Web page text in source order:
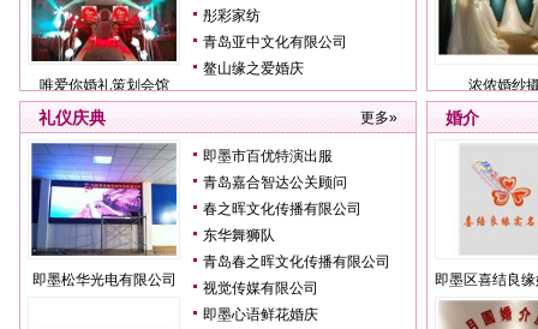
唯爱你婚礼策划会馆
彤彩家纺
青岛亚中文化有限公司
鳌山缘之爱婚庆
浓侬婚纱
更多»
礼仪庆典
即墨松华光电有限公司
即墨市百优特演出服
青岛嘉合智达公关顾问
春之晖文化传播有限公司
东华舞狮队
青岛春之晖文化传播有限公司
视觉传媒有限公司
即墨心语鲜花婚庆
婚介
即墨区喜结良缘婚姻介